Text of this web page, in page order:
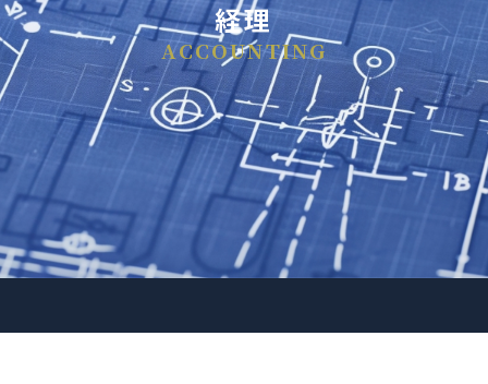
経理
ACCOUNTING